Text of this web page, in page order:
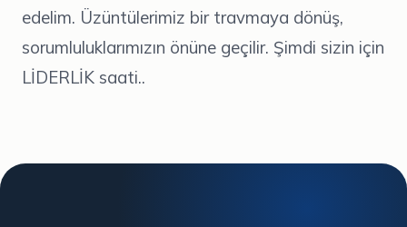
edelim. Üzüntülerimiz bir travmaya dönüş,
sorumluluklarımızın önüne geçilir. Şimdi sizin için
LİDERLİK saati..